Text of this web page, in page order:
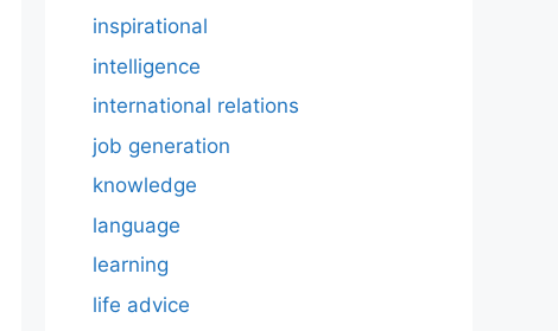
inspirational
intelligence
international relations
job generation
knowledge
language
learning
life advice